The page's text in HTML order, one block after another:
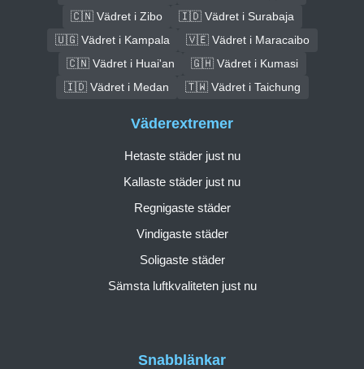
🇨🇳 Vädret i Zibo
🇮🇩 Vädret i Surabaja
🇺🇬 Vädret i Kampala
🇻🇪 Vädret i Maracaibo
🇨🇳 Vädret i Huai'an
🇬🇭 Vädret i Kumasi
🇮🇩 Vädret i Medan
🇹🇼 Vädret i Taichung
Snabblänkar
Väderextremer
Hetaste städer just nu
Kallaste städer just nu
Regnigaste städer
Vindigaste städer
Soligaste städer
Sämsta luftkvaliteten just nu